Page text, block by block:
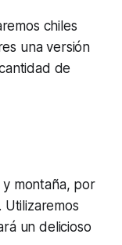
chiles
una versión
de
y montaña, por
Utilizaremos
un delicioso